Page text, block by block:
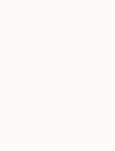
Premium
se arruga.